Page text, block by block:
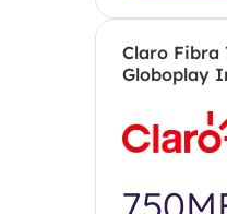
Claro Fibra
Globoplay